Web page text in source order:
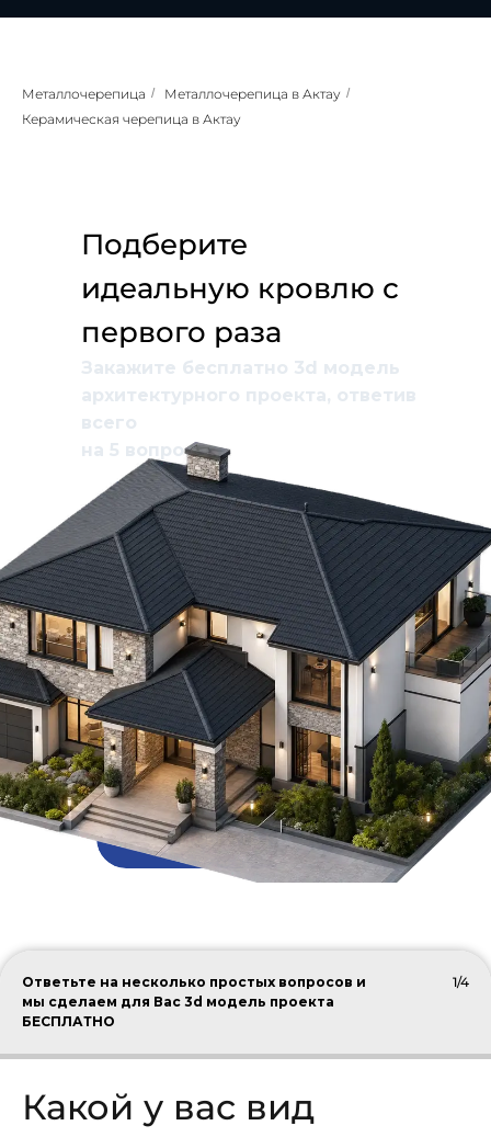
Металлочерепица / Металлочерепица в Актау /
Керамическая черепица в Актау
ПОДОБРАТЬ КРОВЛЮ
Подберите
идеальную кровлю с
первого раза
Закажите бесплатно 3d модель
архитектурного проекта, ответив
всего
на 5 вопросов
Ответьте на несколько простых вопросов и
мы сделаем для Вас 3d модель проекта
БЕСПЛАТНО
1/4
Какой у вас вид